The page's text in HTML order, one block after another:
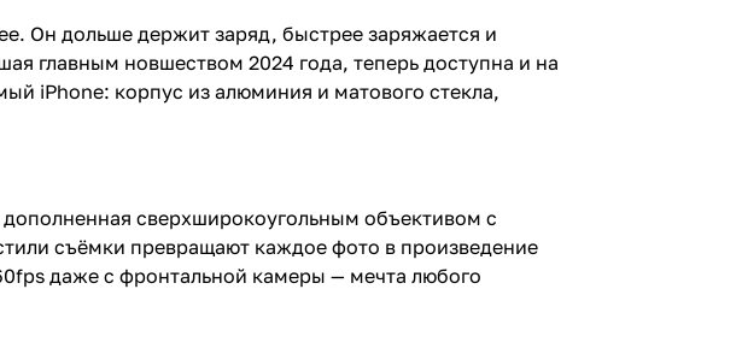
Он дольше держит заряд, быстрее заряжается и
главным новшеством 2024 года, теперь доступна и на
iPhone: корпус из алюминия и матового стекла,
сверхширокоугольным объективом с
съёмки превращают каждое фото в произведение
даже с фронтальной камеры — мечта любого